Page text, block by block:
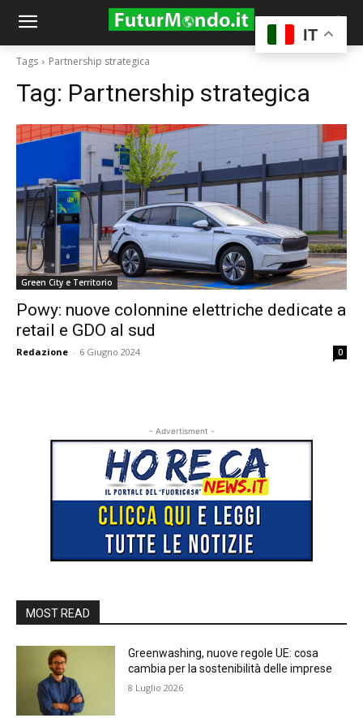
Tags Partnership strategica
Tag: Partnership strategica
Green City e Territorio
Powy: nuove colonnine elettriche dedicate a
retail e GDO al sud
Redazione - 6 Giugno 2024 0
- Advertisment -
MOST READ
Greenwashing, nuove regole UE: cosa
cambia per la sostenibilità delle imprese
8 Luglio 2026
IT